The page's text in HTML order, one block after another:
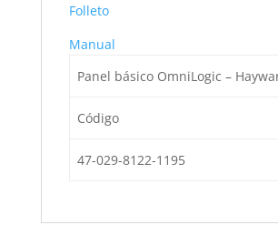
Folleto
Manual
Panel básico OmniLogic –
Código
47-029-8122-1195